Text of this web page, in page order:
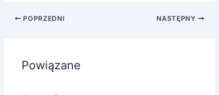
POPRZEDNI NASTĘPNY
Powiązane